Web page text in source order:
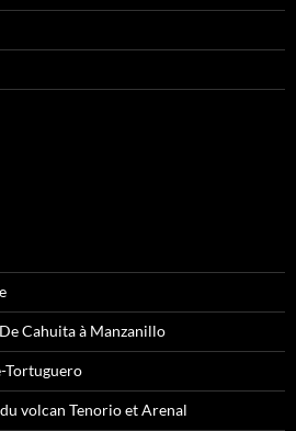
Cahuita à Manzanillo
Tortuguero
volcan Tenorio et Arenal